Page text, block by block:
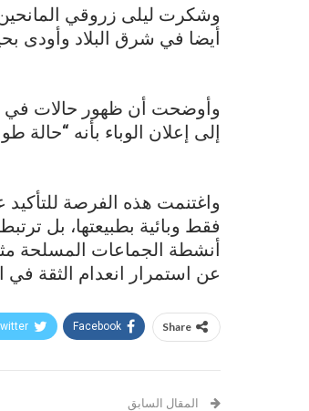
وشكرت ليلى زروقي المانحين
أيضا في شرق البلاد وأودى بحياة ما
وأوضحت أن ظهور حالات في
إلى إعلان الوباء بأنه “حالة
واغتنمت هذه الفرصة
فقط وبائية بطبيعتها، بل
عن استمرار انعدام الثقة في
Share
Facebook
المقال السابق